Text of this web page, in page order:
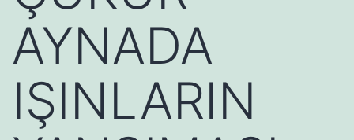
AYNADA
IŞINLARIN